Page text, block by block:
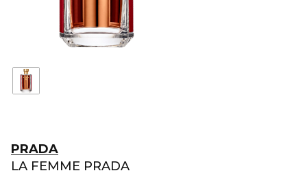
PRADA
LA FEMME PRADA